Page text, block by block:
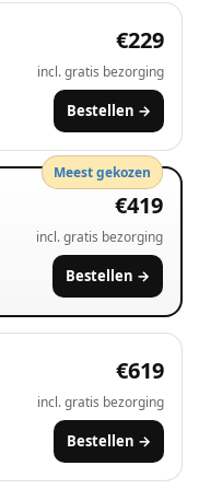
€229
incl.gratis bezorging
Bestellen →
€419
incl.gratis bezorging
Bestellen →
€619
incl.gratis bezorging
Bestellen →